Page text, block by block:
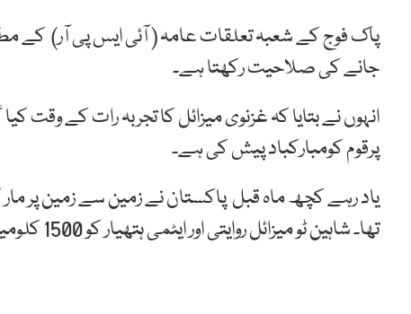
جانے کی صلاحیت رکھتا ہے۔
انہوں نے بتایا کہ غزنوی میزائل کا تجربہ رات کے
پرقوم کومبارکباد پیش کی ہے۔
یاد رہے کچھ ماہ قبل پاکستان نے زمین سے زمین پر مار
تھا۔ شاہین ٹو میزائل روایتی اور ایٹمی ہتھیار کو 1500 کلومیٹر تک لے جانے کی صلاحیت بھی رکھتا ہے۔